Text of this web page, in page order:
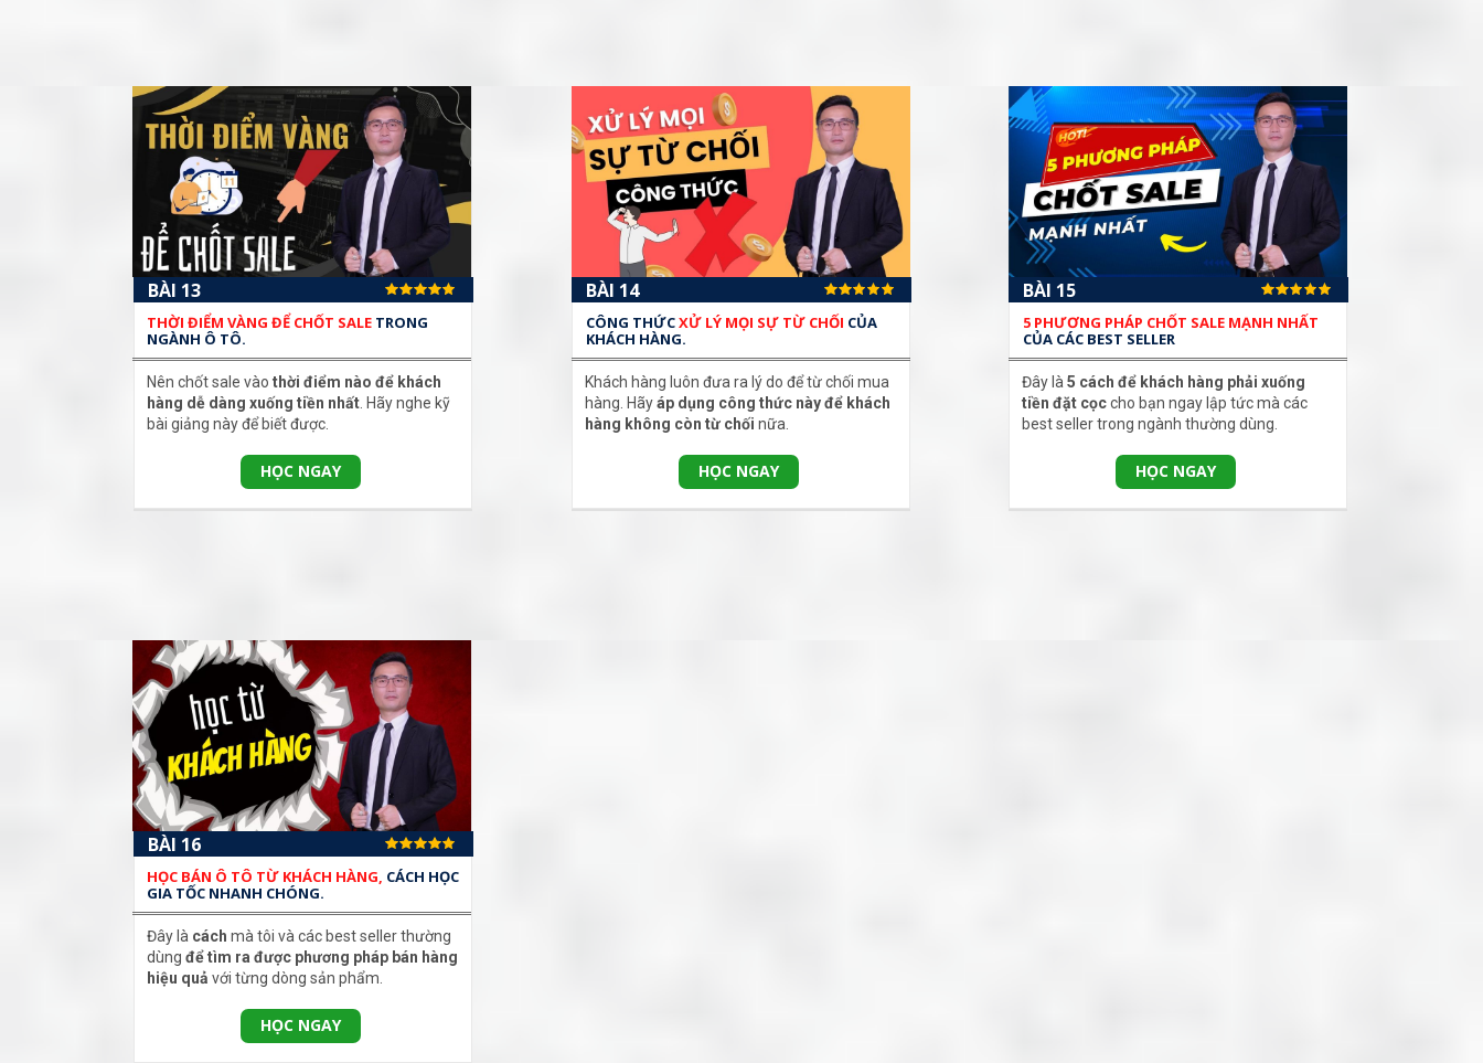
Nên chốt sale vào thời điểm nào để khách
hàng dễ dàng xuống tiền nhất. Hãy nghe kỹ
bài giảng này để biết được.
THỜI ĐIỂM VÀNG ĐỂ CHỐT SALE TRONG
NGÀNH Ô TÔ.
BÀI 13
HỌC NGAY
Khách hàng luôn đưa ra lý do để từ chối mua
hàng. Hãyáp dụng công thức này để khách
hàng không còn từ chốinữa.
CÔNG THỨCXỬ LÝ MỌI SỰ TỪ CHỐI CỦA
KHÁCH HÀNG.
BÀI 14
HỌC NGAY
Đây là5 cách để khách hàng phải xuống
tiền đặt cọccho bạn ngay lập tức mà các
best seller trong ngành thường dùng.
5 PHƯƠNG PHÁP CHỐT SALE MẠNH NHẤT
CỦA CÁC BEST SELLER
BÀI 15
HỌC NGAY
Đây là cách mà tôi và các best seller thường
dùng để tìm ra được phương pháp bán hàng
hiệu quả với từng dòng sản phẩm.
HỌC BÁN Ô TÔ TỪ KHÁCH HÀNG, CÁCH HỌC
GIA TỐC NHANH CHÓNG.
BÀI 16
HỌC NGAY